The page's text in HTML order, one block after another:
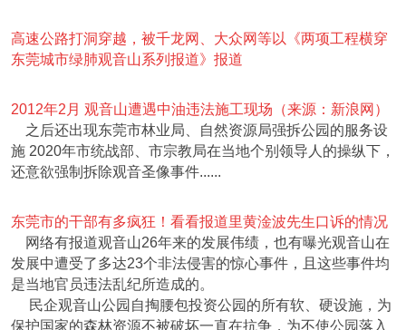
高速公路打洞穿越，被千龙网、大众网等以《两项工程横穿
东莞城市绿肺观音山系列报道》报道
2012年2月 观音山遭遇中油违法施工现场（来源：新浪网）
之后还出现东莞市林业局、自然资源局强拆公园的服务设
施 2020年市统战部、市宗教局在当地个别领导人的操纵下，
还意欲强制拆除观音圣像事件......
东莞市的干部有多疯狂！看看报道里黄淦波先生口诉的情况
网络有报道观音山26年来的发展伟绩，也有曝光观音山在
发展中遭受了多达23个非法侵害的惊心事件，且这些事件均
是当地官员违法乱纪所造成的。
民企观音山公园自掏腰包投资公园的所有软、硬设施，为
保护国家的森林资源不被破坏一直在抗争，为不使公园落入